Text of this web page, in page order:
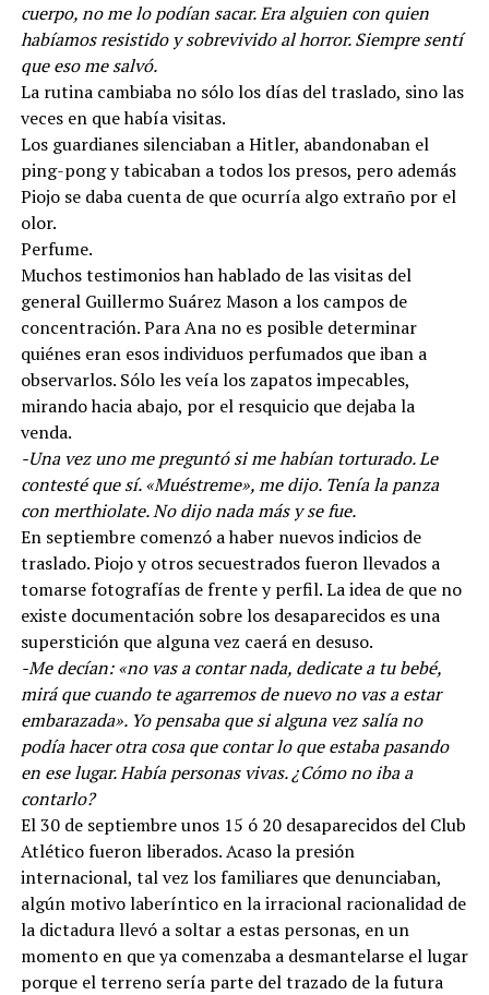
cuerpo, no me lo podían sacar. Era alguien con quien
habíamos resistido y sobrevivido al horror. Siempre sentí
que eso me salvó.
La rutina cambiaba no sólo los días del traslado, sino las
veces en que había visitas.
Los guardianes silenciaban a Hitler, abandonaban el
ping-pong y tabicaban a todos los presos, pero además
Piojo se daba cuenta de que ocurría algo extraño por el
olor.
Perfume.
Muchos testimonios han hablado de las visitas del
general Guillermo Suárez Mason a los campos de
concentración. Para Ana no es posible determinar
quiénes eran esos individuos perfumados que iban a
observarlos. Sólo les veía los zapatos impecables,
mirando hacia abajo, por el resquicio que dejaba la
venda.
-Una vez uno me preguntó si me habían torturado. Le
contesté que sí. «Muéstreme», me dijo. Tenía la panza
con merthiolate. No dijo nada más y se fue.
En septiembre comenzó a haber nuevos indicios de
traslado. Piojo y otros secuestrados fueron llevados a
tomarse fotografías de frente y perfil. La idea de que no
existe documentación sobre los desaparecidos es una
superstición que alguna vez caerá en desuso.
-Me decían: «no vas a contar nada, dedicate a tu bebé,
mirá que cuando te agarremos de nuevo no vas a estar
embarazada». Yo pensaba que si alguna vez salía no
podía hacer otra cosa que contar lo que estaba pasando
en ese lugar. Había personas vivas. ¿Cómo no iba a
contarlo?
El 30 de septiembre unos 15 ó 20 desaparecidos del Club
Atlético fueron liberados. Acaso la presión
internacional, tal vez los familiares que denunciaban,
algún motivo laberíntico en la irracional racionalidad de
la dictadura llevó a soltar a estas personas, en un
momento en que ya comenzaba a desmantelarse el lugar
porque el terreno sería parte del trazado de la futura